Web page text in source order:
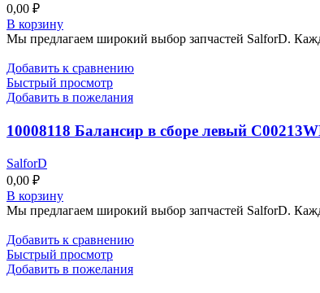
0,00 ₽
В корзину
Мы предлагаем широкий выбор запчастей SalforD.
Добавить к сравнению
Быстрый просмотр
Добавить в пожелания
10008118 Балансир в сборе левый
SalforD
0,00 ₽
В корзину
Мы предлагаем широкий выбор запчастей SalforD.
Добавить к сравнению
Быстрый просмотр
Добавить в пожелания